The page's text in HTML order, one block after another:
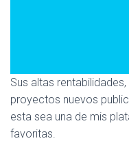
Sus altas
proyectos nuevos
esta sea una de mis
favoritas.